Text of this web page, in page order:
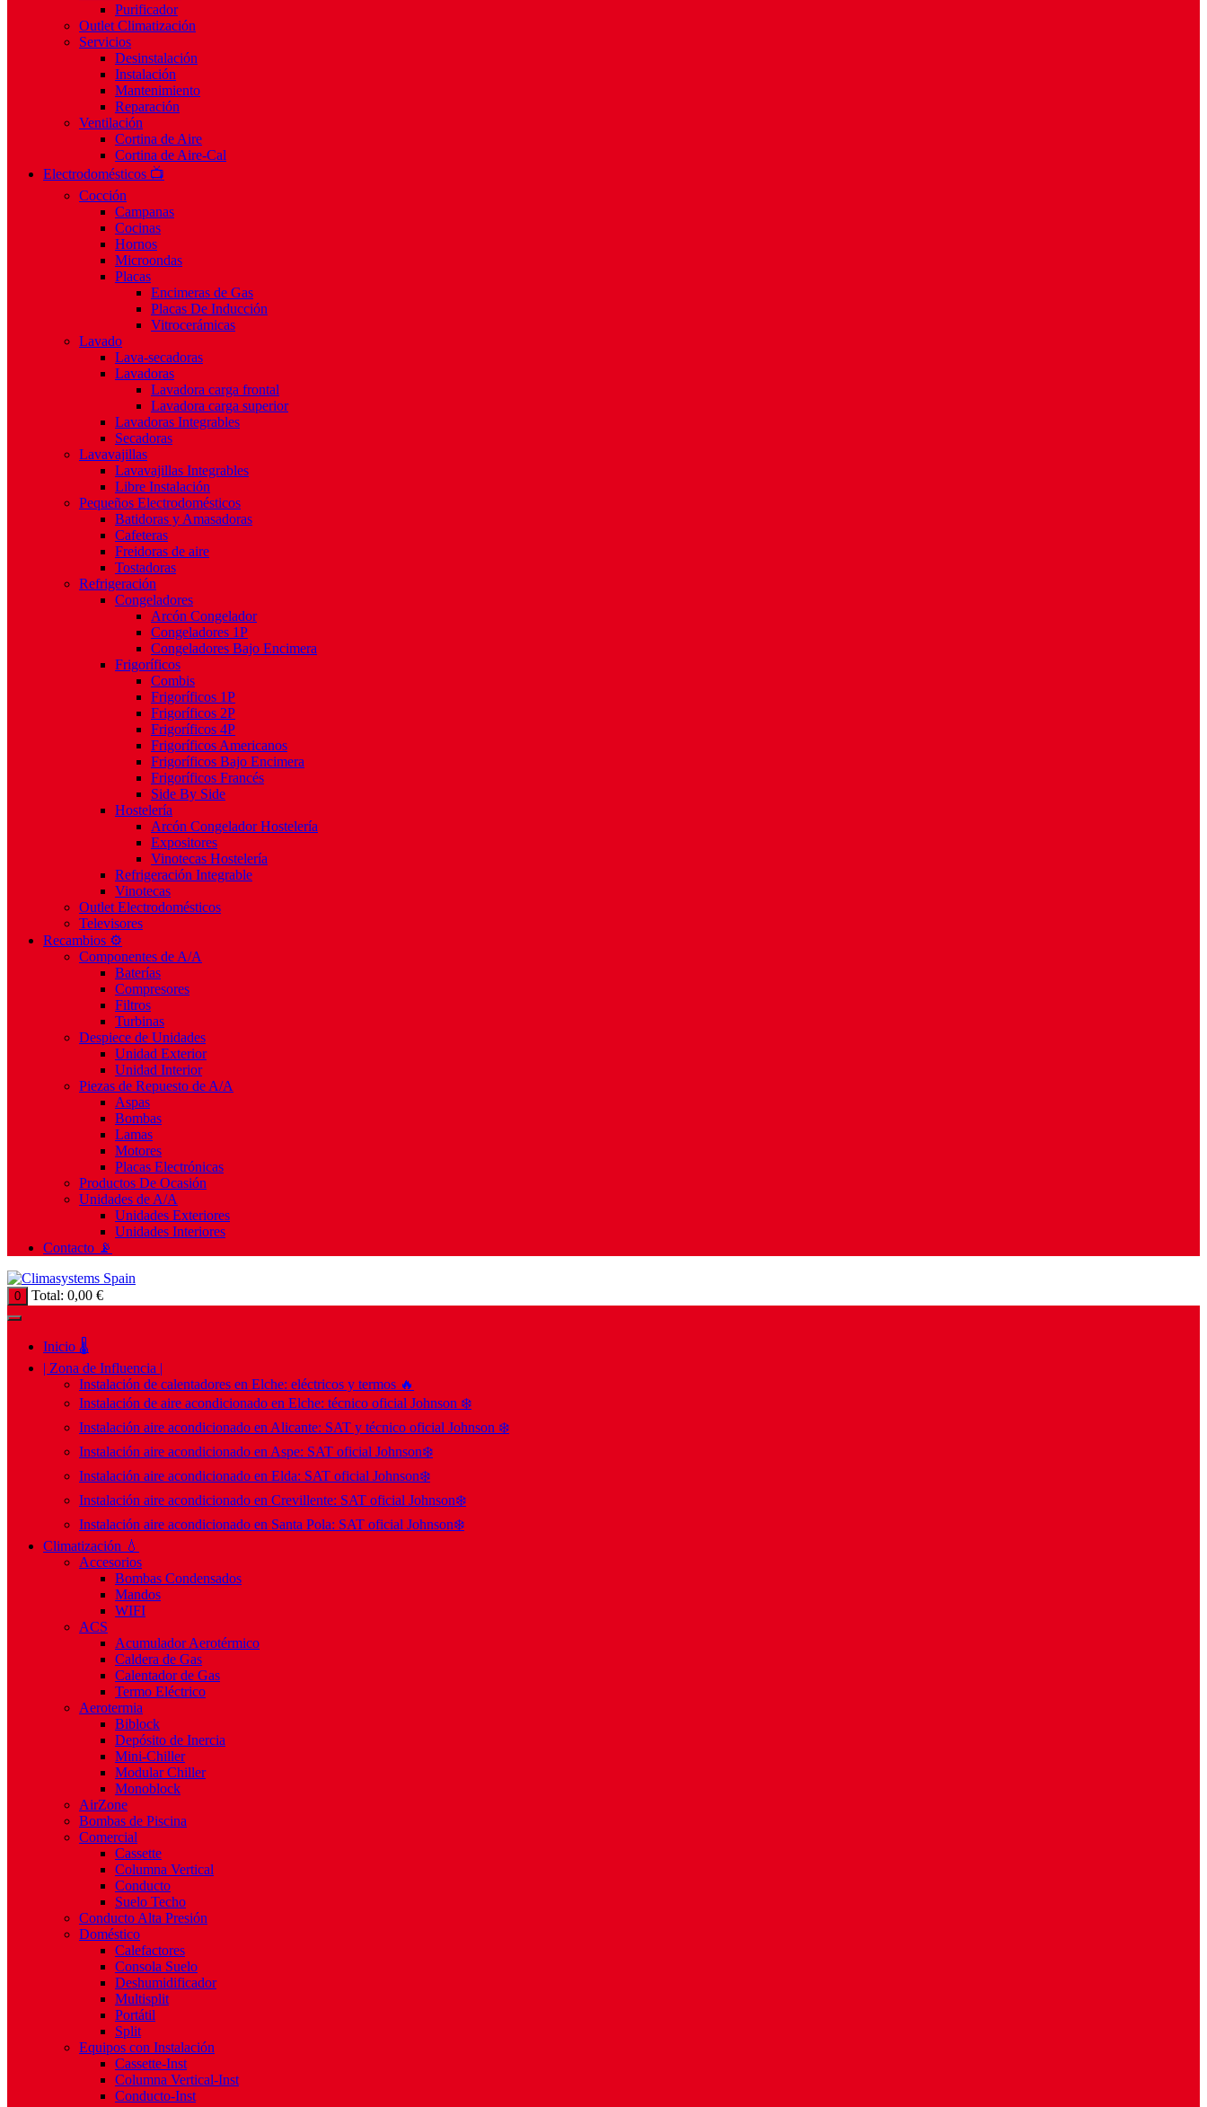
Purificador
Outlet Climatización
Servicios
Desinstalación
Instalación
Mantenimiento
Reparación
Ventilación
Cortina de Aire
Cortina de Aire-Cal
Electrodomésticos 📺
Cocción
Campanas
Cocinas
Hornos
Microondas
Placas
Encimeras de Gas
Placas De Inducción
Vitrocerámicas
Lavado
Lava-secadoras
Lavadoras
Lavadora carga frontal
Lavadora carga superior
Lavadoras Integrables
Secadoras
Lavavajillas
Lavavajillas Integrables
Libre Instalación
Pequeños Electrodomésticos
Batidoras y Amasadoras
Cafeteras
Freidoras de aire
Tostadoras
Refrigeración
Congeladores
Arcón Congelador
Congeladores 1P
Congeladores Bajo Encimera
Frigoríficos
Combis
Frigoríficos 1P
Frigoríficos 2P
Frigoríficos 4P
Frigoríficos Americanos
Frigoríficos Bajo Encimera
Frigoríficos Francés
Side By Side
Hostelería
Arcón Congelador Hostelería
Expositores
Vinotecas Hostelería
Refrigeración Integrable
Vinotecas
Outlet Electrodomésticos
Televisores
Recambios ⚙️
Componentes de A/A
Baterías
Compresores
Filtros
Turbinas
Despiece de Unidades
Unidad Exterior
Unidad Interior
Piezas de Repuesto de A/A
Aspas
Bombas
Lamas
Motores
Placas Electrónicas
Productos De Ocasión
Unidades de A/A
Unidades Exteriores
Unidades Interiores
Contacto 📡
0 Total: 0,00 €
Inicio 🌡️
| Zona de Influencia |
Instalación de calentadores en Elche: eléctricos y termos 🔥
Instalación de aire acondicionado en Elche: técnico oficial Johnson ❄️
Instalación aire acondicionado en Alicante: SAT y técnico oficial Johnson ❄️
Instalación aire acondicionado en Aspe: SAT oficial Johnson❄️
Instalación aire acondicionado en Elda: SAT oficial Johnson❄️
Instalación aire acondicionado en Crevillente: SAT oficial Johnson❄️
Instalación aire acondicionado en Santa Pola: SAT oficial Johnson❄️
Climatización 💧
Accesorios
Bombas Condensados
Mandos
WIFI
ACS
Acumulador Aerotérmico
Caldera de Gas
Calentador de Gas
Termo Eléctrico
Aerotermia
Biblock
Depósito de Inercia
Mini-Chiller
Modular Chiller
Monoblock
AirZone
Bombas de Piscina
Comercial
Cassette
Columna Vertical
Conducto
Suelo Techo
Conducto Alta Presión
Doméstico
Calefactores
Consola Suelo
Deshumidificador
Multisplit
Portátil
Split
Equipos con Instalación
Cassette-Inst
Columna Vertical-Inst
Conducto-Inst